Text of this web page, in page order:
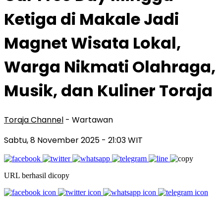
Ketiga di Makale Jadi
Magnet Wisata Lokal,
Warga Nikmati Olahraga,
Musik, dan Kuliner Toraja
Toraja Channel - Wartawan
Sabtu, 8 November 2025 - 21:03 WIT
URL berhasil dicopy